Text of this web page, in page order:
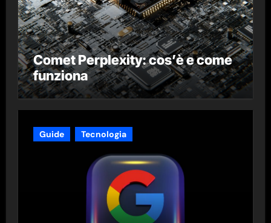
Comet Perplexity: cos’è e come
funziona
Guide Tecnologia